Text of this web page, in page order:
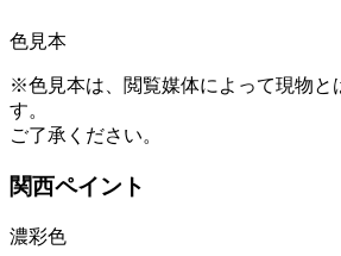
色見本
※色見本は、閲覧媒体によって現物と
す。
ご了承ください。
関西ペイント
濃彩色